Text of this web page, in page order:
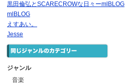
黒田倫弘とSCARECROWな日々ーmlBLOG
mlBLOG
えすあい。
Jesse
ジャンル
音楽